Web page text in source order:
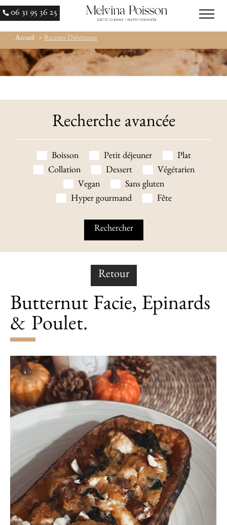
06 31 95 36 25
Accueil > Recettes Diététiques
Recherche avancée
Boisson Petit déjeuner
Plat
Collation
Dessert
Végétarien
Vegan
Sans gluten
Hyper gourmand
Fête
Retour
Butternut Facie, Epinards
& Poulet.